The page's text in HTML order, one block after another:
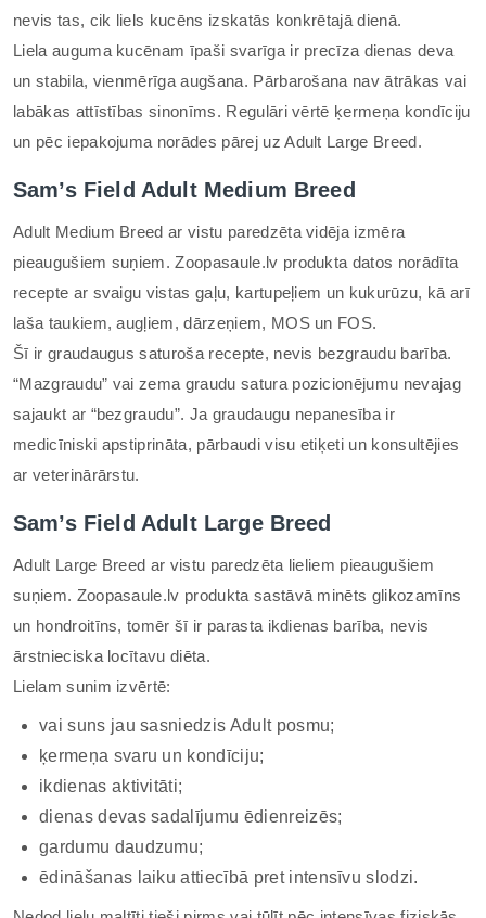
nevis tas, cik liels kucēns izskatās konkrētajā dienā.
Liela auguma kucēnam īpaši svarīga ir precīza dienas deva
un stabila, vienmērīga augšana. Pārbarošana nav ātrākas vai
labākas attīstības sinonīms. Regulāri vērtē ķermeņa kondīciju
un pēc iepakojuma norādes pārej uz Adult Large Breed.
Sam’s Field Adult Medium Breed
Adult Medium Breed ar vistu paredzēta vidēja izmēra
pieaugušiem suņiem. Zoopasaule.lv produkta datos norādīta
recepte ar svaigu vistas gaļu, kartupeļiem un kukurūzu, kā arī
laša taukiem, augļiem, dārzeņiem, MOS un FOS.
Šī ir graudaugus saturoša recepte, nevis bezgraudu barība.
“Mazgraudu” vai zema graudu satura pozicionējumu nevajag
sajaukt ar “bezgraudu”. Ja graudaugu nepanesība ir
medicīniski apstiprināta, pārbaudi visu etiķeti un konsultējies
ar veterinārārstu.
Sam’s Field Adult Large Breed
Adult Large Breed ar vistu paredzēta lieliem pieaugušiem
suņiem. Zoopasaule.lv produkta sastāvā minēts glikozamīns
un hondroitīns, tomēr šī ir parasta ikdienas barība, nevis
ārstnieciska locītavu diēta.
Lielam sunim izvērtē:
vai suns jau sasniedzis Adult posmu;
ķermeņa svaru un kondīciju;
ikdienas aktivitāti;
dienas devas sadalījumu ēdienreizēs;
gardumu daudzumu;
ēdināšanas laiku attiecībā pret intensīvu slodzi.